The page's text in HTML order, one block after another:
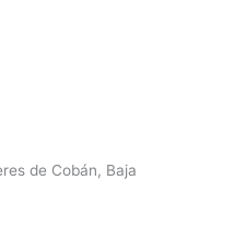
de Cobán, Baja